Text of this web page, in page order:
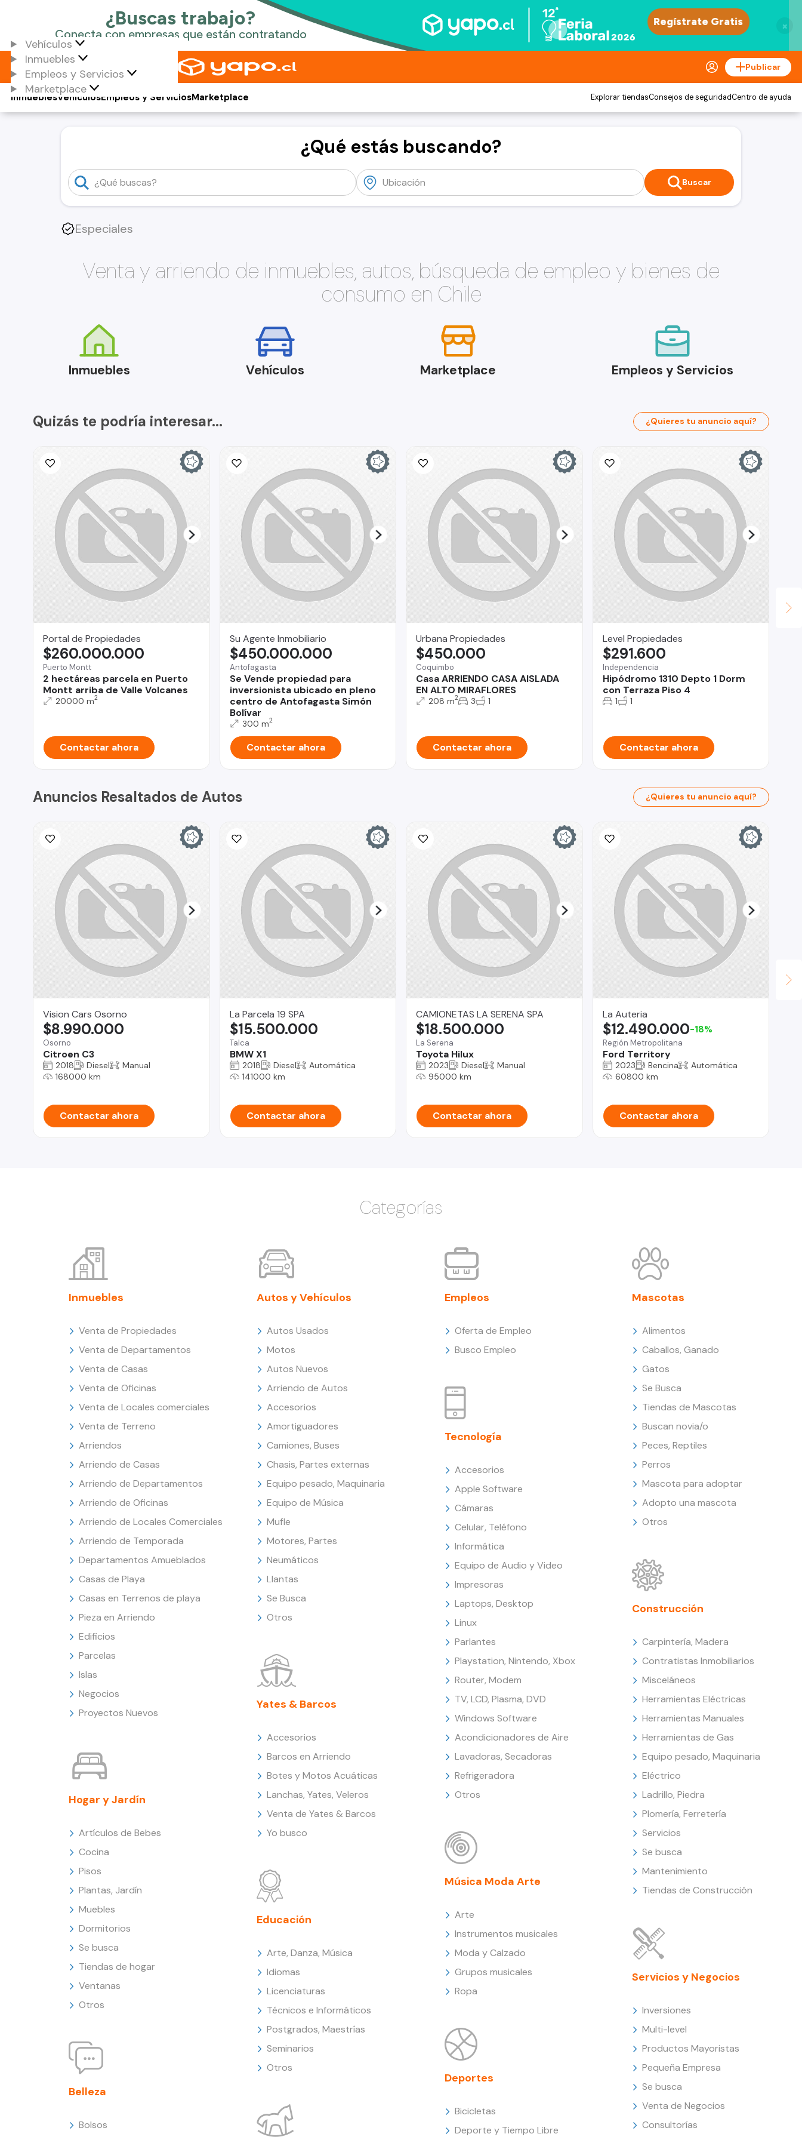
×
Vehículos
Inmuebles
Empleos y Servicios
Marketplace
Publicar
Vehículos
Inmuebles Empleos y ServiciosMarketplace Explorar tiendasConsejos de seguridadCentro de ayuda
¿Qué estás buscando?
Buscar
Especiales
Venta y arriendo de inmuebles, autos, búsqueda de empleo y bienes de
consumo en Chile
Inmuebles Vehículos Marketplace Empleos y Servicios
Quizás te podría interesar... ¿Quieres tu anuncio aquí?
Portal de Propiedades
Puerto Montt
2 hectáreas parcela en Puerto
Montt arriba de Valle Volcanes
$260.000.000
20000 m2
Contactar ahora
Su Agente Inmobiliario
Antofagasta
Se Vende propiedad para
inversionista ubicado en pleno
centro de Antofagasta Simón
Bolívar
$450.000.000
300 m2
Contactar ahora
Urbana Propiedades
Coquimbo
Casa ARRIENDO CASA AISLADA
EN ALTO MIRAFLORES
$450.000
208 m2 3 1
Contactar ahora
Level Propiedades
Independencia
Hipódromo 1310 Depto 1 Dorm
con Terraza Piso 4
$291.600
1 1
Contactar ahora
Anuncios Resaltados de Autos ¿Quieres tu anuncio aquí?
Vision Cars Osorno
Osorno
Citroen C3
$8.990.000
2018 Diesel
Manual
168000 km
Contactar ahora
La Parcela 19 SPA
Talca
BMW X1
$15.500.000
2018 Diesel
Automática
141000 km
Contactar ahora
CAMIONETAS LA SERENA SPA
La Serena
Toyota Hilux
$18.500.000
2023 Diesel
Manual
95000 km
Contactar ahora
La Auteria
Región Metropolitana
Ford Territory
$12.490.000-18%
2023 Bencina
Automática
60800 km
Contactar ahora
Categorías
Inmuebles
Venta de Propiedades
Venta de Departamentos
Venta de Casas
Venta de Oficinas
Venta de Locales comerciales
Venta de Terreno
Arriendos
Arriendo de Casas
Arriendo de Departamentos
Arriendo de Oficinas
Arriendo de Locales Comerciales
Arriendo de Temporada
Departamentos Amueblados
Casas de Playa
Casas en Terrenos de playa
Pieza en Arriendo
Edificios
Parcelas
Islas
Negocios
Proyectos Nuevos
Hogar y Jardín
Artículos de Bebes
Cocina
Pisos
Plantas, Jardín
Muebles
Dormitorios
Se busca
Tiendas de hogar
Ventanas
Otros
Belleza
Bolsos
Autos y Vehículos
Autos Usados
Motos
Autos Nuevos
Arriendo de Autos
Accesorios
Amortiguadores
Camiones, Buses
Chasis, Partes externas
Equipo pesado, Maquinaria
Equipo de Música
Mufle
Motores, Partes
Neumáticos
Llantas
Se Busca
Otros
Yates & Barcos
Accesorios
Barcos en Arriendo
Botes y Motos Acuáticas
Lanchas, Yates, Veleros
Venta de Yates & Barcos
Yo busco
Educación
Arte, Danza, Música
Idiomas
Licenciaturas
Técnicos e Informáticos
Postgrados, Maestrías
Seminarios
Otros
Empleos
Oferta de Empleo
Busco Empleo
Tecnología
Accesorios
Apple Software
Cámaras
Celular, Teléfono
Informática
Equipo de Audio y Video
Impresoras
Laptops, Desktop
Linux
Parlantes
Playstation, Nintendo, Xbox
Router, Modem
TV, LCD, Plasma, DVD
Windows Software
Acondicionadores de Aire
Lavadoras, Secadoras
Refrigeradora
Otros
Música Moda Arte
Arte
Instrumentos musicales
Moda y Calzado
Grupos musicales
Ropa
Deportes
Bicicletas
Deporte y Tiempo Libre
Mascotas
Alimentos
Caballos, Ganado
Gatos
Se Busca
Tiendas de Mascotas
Buscan novia/o
Peces, Reptiles
Perros
Mascota para adoptar
Adopto una mascota
Otros
Construcción
Carpintería, Madera
Contratistas Inmobiliarios
Misceláneos
Herramientas Eléctricas
Herramientas Manuales
Herramientas de Gas
Equipo pesado, Maquinaria
Eléctrico
Ladrillo, Piedra
Plomería, Ferretería
Servicios
Se busca
Mantenimiento
Tiendas de Construcción
Servicios y Negocios
Inversiones
Multi-level
Productos Mayoristas
Pequeña Empresa
Se busca
Venta de Negocios
Consultorías